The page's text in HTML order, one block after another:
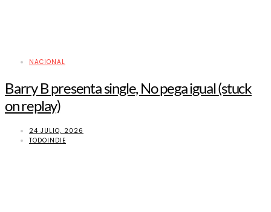
NACIONAL
Barry B presenta single, No pega igual (stuck
on replay)
24 JULIO, 2026
TODOINDIE